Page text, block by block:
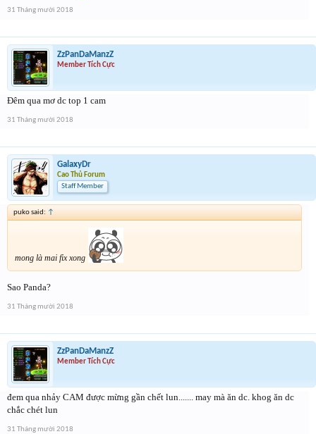
31 Tháng mười 2018
ZzPanDaManzZ
Member Tích Cực
Đêm qua mơ dc top 1 cam
31 Tháng mười 2018
GalaxyDr
Cao Thủ Forum
Staff Member
puko said: ↑
mong là mai fix xong
Sao Panda?
31 Tháng mười 2018
ZzPanDaManzZ
Member Tích Cực
đem qua nhảy CAM được mừng gần chết lun....... may mà ăn dc. khog ăn dc
chắc chét lun
31 Tháng mười 2018